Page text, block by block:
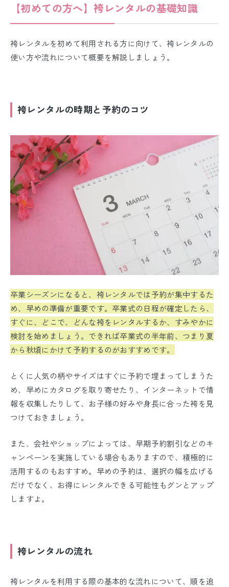
【初めての方へ】袴レンタルの基礎知識
袴レンタルを初めて利用される方に向けて、袴レンタルの
使い方や流れについて概要を解説しましょう。
袴レンタルの時期と予約のコツ
卒業シーズンになると、袴レンタルでは予約が集中するた
め、早めの準備が重要です。卒業式の日程が確定したら、
すぐに、どこで、どんな袴をレンタルするか、すみやかに
検討を始めましょう。できれば卒業式の半年前、つまり夏
から秋頃にかけて予約するのがおすすめです。
とくに人気の柄やサイズはすぐに予約で埋まってしまうた
め、早めにカタログを取り寄せたり、インターネットで情
報を収集したりして、お子様の好みや身長に合った袴を見
つけておきましょう。
また、会社やショップによっては、早期予約割引などのキ
ャンペーンを実施している場合もありますので、積極的に
活用するのもおすすめ。早めの予約は、選択の幅を広げる
だけでなく、お得にレンタルできる可能性もグンとアップ
しますよ。
袴レンタルの流れ
袴レンタルを利用する際の基本的な流れについて、順を追